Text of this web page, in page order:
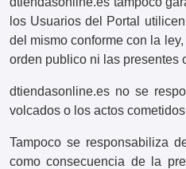
los Usuarios del Portal
del mismo conforme con la
orden publico ni las presentes
dtiendasonline.es no se
volcados o los actos
Tampoco se responsabiliza
como consecuencia de la